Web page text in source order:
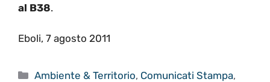
al B38.
Eboli, 7 agosto 2011
Categorie
Ambiente & Territorio, Comunicati Stampa,